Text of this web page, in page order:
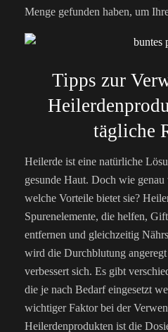
Menge gefunden haben, um
Tipps zur
tägliche
Heilerde ist eine natürliche
gesunde Haut. Doch wie
welche Vorteile bietet sie?
Spurenelemente, die helfen,
entfernen und gleichzeitig
wird die Durchblutung
verbessert sich. Es gibt
die je nach Bedarf eingesetzt
wichtiger Faktor bei der
Heilerdenprodukten ist die